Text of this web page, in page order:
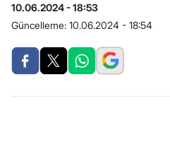
10.06.2024 - 18:53
Güncelleme: 10.06.2024 - 18:54